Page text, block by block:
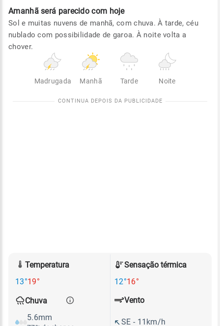
Amanhã será parecido com hoje
Sol e muitas nuvens de manhã, com chuva. À tarde, céu
nublado com possibilidade de garoa. À noite volta a
chover.
Madrugada Manhã Tarde Noite
Temperatura
13°19°
Sensação térmica
12°16°
Chuva
5.6mm
Vento
SE - 11km/h